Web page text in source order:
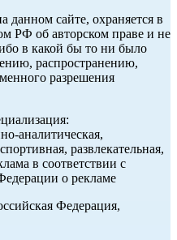
сайте, охраняется в
РФ об авторском праве и не
в какой бы то ни было
распространению,
разрешения
аналитическая,
развлекательная,
в соответствии с
о рекламе
Федерация,